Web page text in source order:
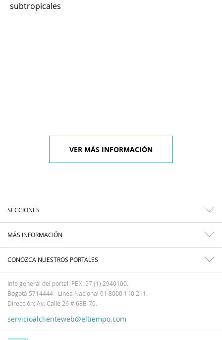
subtropicales
VER MÁS INFORMACIÓN
SECCIONES
MÁS INFORMACIÓN
CONOZCA NUESTROS PORTALES
Info general del portal: PBX: 57 (1) 2940100.
Bogotá 5714444 - Línea Nacional 01 8000 110 211.
Dirección: Av. Calle 26 # 68B-70.
servicioalclienteweb@eltiempo.com